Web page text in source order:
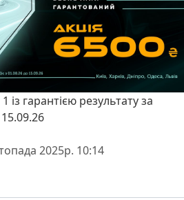
із гарантією результату за
2025р. 10:14